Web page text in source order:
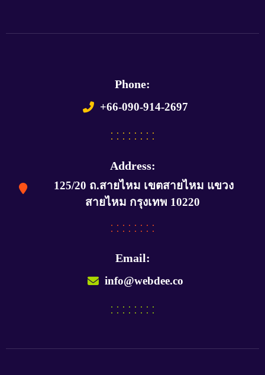
Phone:
+66-090-914-2697
Address:
125/20 ถ.สายไหม เขตสายไหม แขวง
สายไหม กรุงเทพ 10220
Email:
info@webdee.co